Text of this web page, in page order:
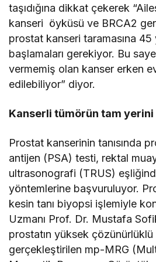
taşıdığına dikkat çekerek
kanseri öyküsü ve BRCA2
prostat kanseri taramasına 45
başlamaları gerekiyor. Bu
vermemiş olan kanser erken
edilebiliyor” diyor.
Kanserli tümörün tam
Prostat kanserinin tanısında
antijen (PSA) testi, rektal
ultrasonografi (TRUS)
yöntemlerine başvuruluyor.
kesin tanı biyopsi işlemiyle
Uzmanı Prof. Dr. Mustafa
prostatın yüksek çözünürlüklü
gerçekleştirilen mp-MRG